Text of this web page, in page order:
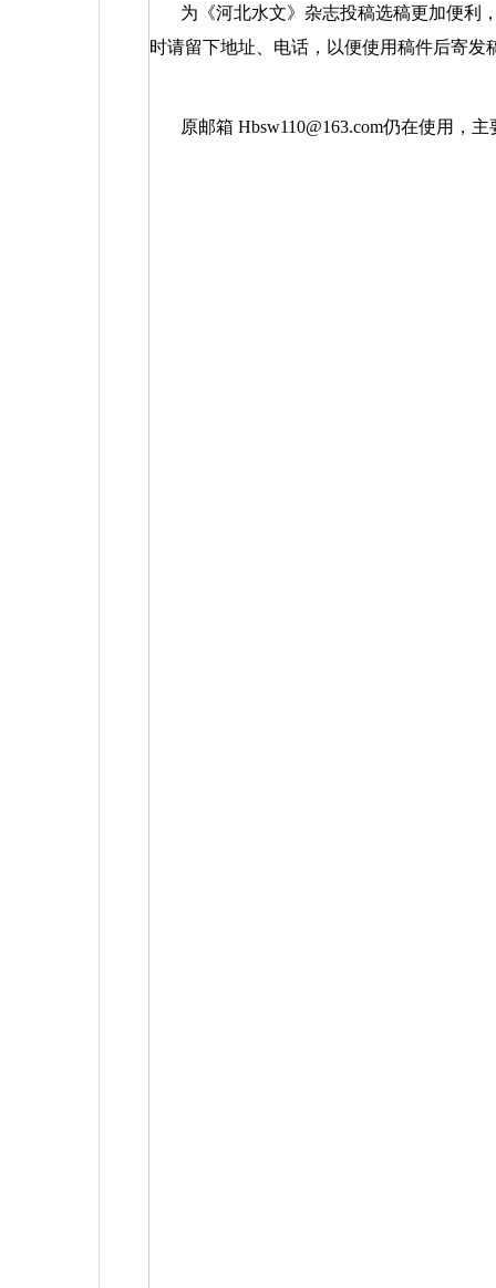
为《河北水文》杂志投稿选稿更加便利
时请留下地址、电话，以便使用稿件后寄发
原邮箱 Hbsw110@163.com仍在使用，主